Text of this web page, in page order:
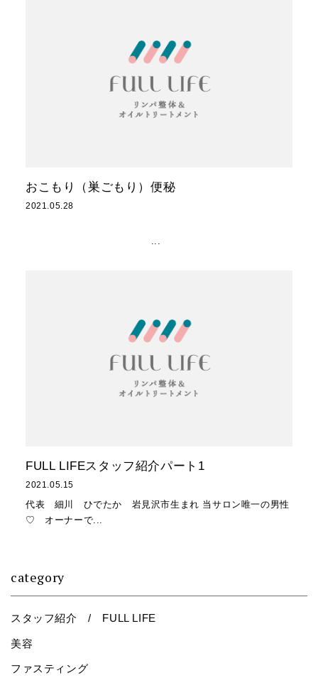
おこもり（巣ごもり）便秘
2021.05.28
FULL LIFEスタッフ紹介パート1
2021.05.15
代表 細川 ひでたか 岩見沢市生まれ 当サロン唯一の男性
♡ オーナーで...
category
スタッフ紹介 / FULL LIFE
美容
ファスティング